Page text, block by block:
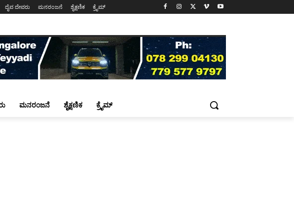
ದೈವ ದೇವರು ಮನರಂಜನೆ ಶೈಕ್ಷಣಿಕ ಕ್ರೈಮ್
ಮನರಂಜನೆ ಶೈಕ್ಷಣಿಕ ಕ್ರೈಮ್